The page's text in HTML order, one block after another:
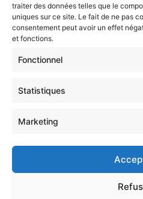
traiter des données telles que le
uniques sur ce site. Le fait de ne pas
consentement peut avoir un effet
et fonctions.
Fonctionnel
Statistiques
Marketing
Choisissez :
votre